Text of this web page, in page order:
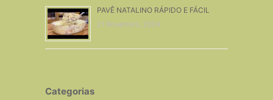
PAVÊ NATALINO RÁPIDO E FÁCIL
21 Novembro, 2024
Categorias